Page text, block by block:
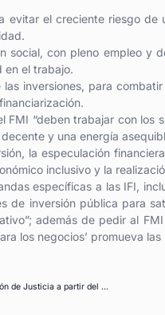
evitar el creciente riesgo
con pleno empleo y
en el trabajo.
inversiones, para
FMI “deben trabajar con
y una energía
la especulación
inclusivo y la
específicas a las IFI,
de inversión pública para
además de pedir al
los negocios’ promueva
SPJ-USO convoca huelga indefinida en toda la Administración de Justicia a partir del 17 de abril